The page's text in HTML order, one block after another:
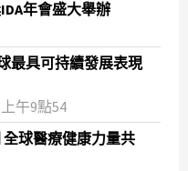
年會盛大舉辦
最具可持續發展表現
午9點54
球醫療健康力量共